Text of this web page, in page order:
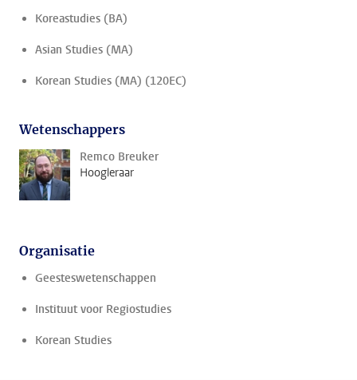
Koreastudies (BA)
Asian Studies (MA)
Korean Studies (MA) (120EC)
Wetenschappers
Remco Breuker
Hoogleraar
Organisatie
Geesteswetenschappen
Instituut voor Regiostudies
Korean Studies